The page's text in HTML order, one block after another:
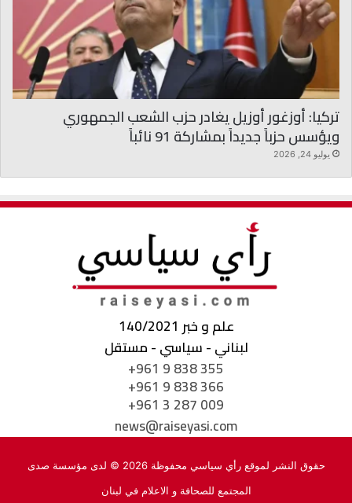
تركيا: أوزغور أوزيل يغادر حزب الشعب الجمهوري
ويؤسس حزباً جديداً بمشاركة 91 نائباً
يوليو 24, 2026
علم و خبر 140/2021
لبناني - سياسي - مستقل
+961 9 838 355
+961 9 838 366
+961 3 287 009
news@raiseyasi.com
حقوق النشر لموقع رأي سياسي محفوظة 2026 © لدى مؤسسة صدى
المجتمع للصحافة و الاعلام في لبنان